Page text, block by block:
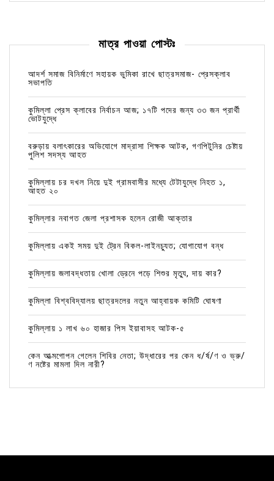
মাত্র পাওয়া পোস্টঃ
আদর্শ সমাজ বিনির্মাণে সহায়ক ভুমিকা রাখে ছাত্রসমাজ- প্রেসক্লাব
সভাপতি
কুমিল্লা প্রেস ক্লাবের নির্বাচন আজ; ১৭টি পদের জন্য ৩৩ জন প্রার্থী
ভোটযুদ্ধে
বরুড়ায় বলাৎকারের অভিযোগে মাদ্রাসা শিক্ষক আটক, গণপিটুনির চেষ্টায়
পুলিশ সদস্য আহত
কুমিল্লায় চর দখল নিয়ে দুই গ্রামবাসীর মধ্যে টেটাযুদ্ধে নিহত ১,
আহত ২০
কুমিল্লার নবাগত জেলা প্রশাসক হলেন রোজী আক্তার
কুমিল্লায় একই সময় দুই ট্রেন বিকল-লাইনচ্যুত; যোগাযোগ বন্ধ
কুমিল্লায় জলাবদ্ধতায় খোলা ড্রেনে পড়ে শিশুর মৃত্যু, দায় কার?
কুমিল্লা বিশ্ববিদ্যালয় ছাত্রদলের নতুন আহ্বায়ক কমিটি ঘোষণা
কুমিল্লায় ১ লাখ ৬০ হাজার পিস ইয়াবাসহ আটক-৫
কেন আত্মগোপন গেলেন শিবির নেতা; উদ্ধারের পর কেন ধ/র্ষ/ণ ও ভ্রু/
ণ নষ্টের মামলা দিল নারী?